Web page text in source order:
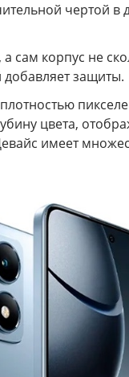
чертой
сам корпус не
защиты.
цвета,
имеет